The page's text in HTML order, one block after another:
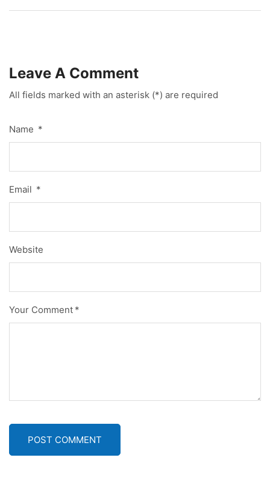
Leave A Comment
All fields marked with an asterisk (*) are required
Name *
Email *
Website
Your Comment *
POST COMMENT